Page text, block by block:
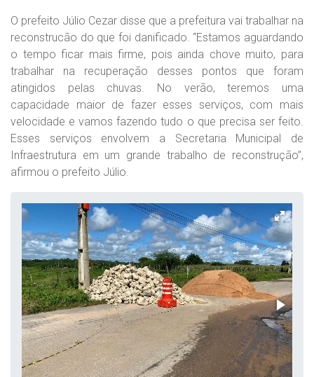
O prefeito Júlio Cezar disse que a prefeitura vai trabalhar na
reconstrucão do que foi danificado. “Estamos aguardando
o tempo ficar mais firme, pois ainda chove muito, para
trabalhar na recuperação desses pontos que foram
atingidos pelas chuvas. No verão, teremos uma
capacidade maior de fazer esses serviços, com mais
velocidade e vamos fazendo tudo o que precisa ser feito.
Esses serviços envolvem a Secretaria Municipal de
Infraestrutura em um grande trabalho de reconstrução”,
afirmou o prefeito Júlio.